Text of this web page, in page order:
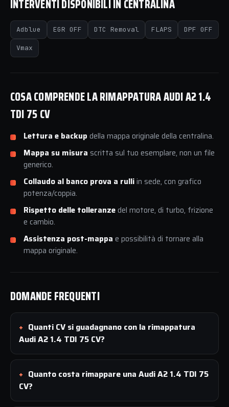
INTERVENTI DISPONIBILI IN CENTRALINA
Adblue EGR OFF DTC Removal FLAPS DPF OFF
Vmax
COSA COMPRENDE LA RIMAPPATURA AUDI A2 1.4
TDI 75 CV
Lettura e backup della mappa originale della centralina.
Mappa su misura scritta sul tuo esemplare, non un file
generico.
Collaudo al banco prova a rulliin sede, con grafico
potenza/coppia.
Rispetto delle tolleranzedel motore, di turbo, frizione
e cambio.
Assistenza post-mappa e possibilità di tornare alla
mappa originale.
DOMANDE FREQUENTI
Quanti CV si guadagnano con la rimappatura
Audi A2 1.4 TDI 75 CV?
Quanto costa rimappare una Audi A2 1.4 TDI 75
CV?